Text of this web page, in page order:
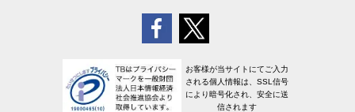
お客様が当サイトにてご入力
される個人情報は、SSL信号
により暗号化され、安全に送
信されます